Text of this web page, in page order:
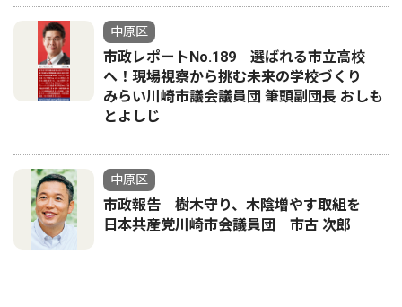
中原区
市政レポートNo.189 選ばれる市立高校
へ！現場視察から挑む未来の学校づくり
みらい川崎市議会議員団 筆頭副団長 おしも
とよしじ
中原区
市政報告 樹木守り、木陰増やす取組を
日本共産党川崎市会議員団 市古 次郎